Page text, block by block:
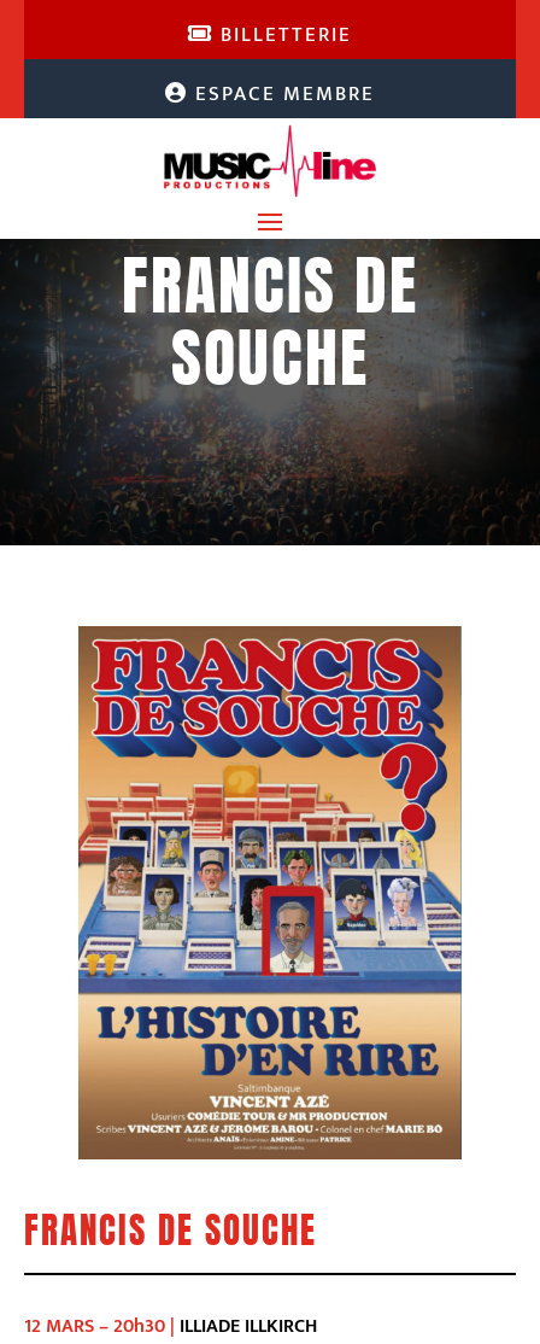
BILLETTERIE
ESPACE MEMBRE
FRANCIS DE
SOUCHE
FRANCIS DE SOUCHE
12 MARS – 20h30 | ILLIADE ILLKIRCH